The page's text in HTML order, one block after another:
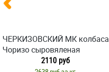
ЧЕРКИЗОВСКИЙ МК колбаса
Чоризо сыровяленая
2110 руб